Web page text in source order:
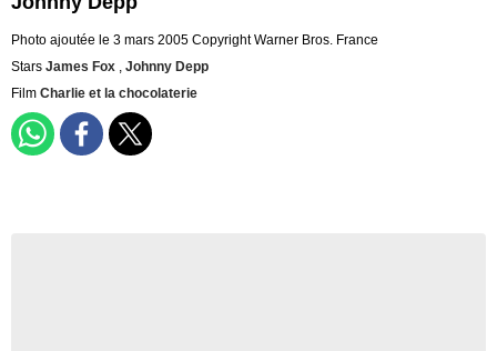
Photo ajoutée le 3 mars 2005 Copyright Warner Bros. France
Stars James Fox , Johnny Depp
Film Charlie et la chocolaterie